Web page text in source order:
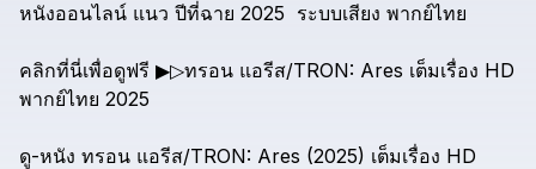
หนังออนไลน์ แนว ปีที่ฉาย 2025 ระบบเสียง พากย์ไทย
คลิกที่นี่เพื่อดูฟรี ▶▷ทรอน แอรีส/TRON: Ares เต็มเรื่อง HD
พากย์ไทย 2025
ดู-หนัง ทรอน แอรีส/TRON: Ares (2025) เต็มเรื่อง HD